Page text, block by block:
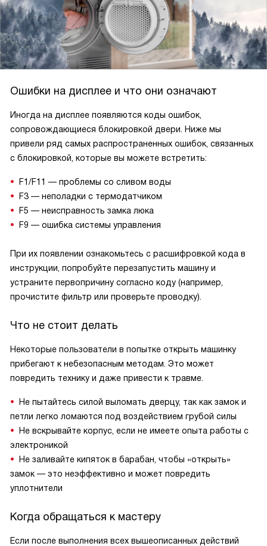
Ошибки на дисплее и что они означают
Иногда на дисплее появляются коды ошибок,
сопровождающиеся блокировкой двери. Ниже мы
привели ряд самых распространенных ошибок, связанных
с блокировкой, которые вы можете встретить:
F1/F11 — проблемы со сливом воды
F3 — неполадки с термодатчиком
F5 — неисправность замка люка
F9 — ошибка системы управления
При их появлении ознакомьтесь с расшифровкой кода в
инструкции, попробуйте перезапустить машину и
устраните первопричину согласно коду (например,
прочистите фильтр или проверьте проводку).
Что не стоит делать
Некоторые пользователи в попытке открыть машинку
прибегают к небезопасным методам. Это может
повредить технику и даже привести к травме.
Не пытайтесь силой выломать дверцу, так как замок и
петли легко ломаются под воздействием грубой силы
Не вскрывайте корпус, если не имеете опыта работы с
электроникой
Не заливайте кипяток в барабан, чтобы «открыть»
замок — это неэффективно и может повредить
уплотнители
Когда обращаться к мастеру
Если после выполнения всех вышеописанных действий